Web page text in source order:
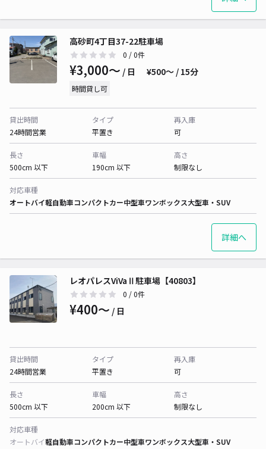
高砂町4丁目37-22駐車場
0 / 0件
¥3,000〜 / 日 ¥500〜 / 15分
時間貸し可
貸出時間
24時間営業
タイプ
平置き
再入庫
可
長さ
500cm 以下
車幅
190cm 以下
高さ
制限なし
対応車種
オートバイ軽自動車コンパクトカー中型車ワンボックス大型車・SUV
詳細へ
レオパレスViVaⅡ駐車場【40803】
0 / 0件
¥400〜 / 日
貸出時間
24時間営業
タイプ
平置き
再入庫
可
長さ
500cm 以下
車幅
200cm 以下
高さ
制限なし
対応車種
オートバイ軽自動車コンパクトカー中型車ワンボックス大型車・SUV